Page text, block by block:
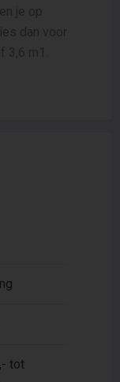
je op
dan voor
3,6 m1.
tot